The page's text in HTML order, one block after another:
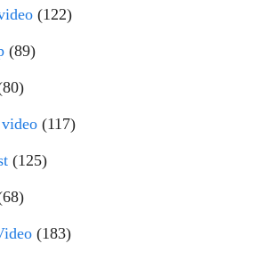
(122)
(89)
(117)
(125)
(183)